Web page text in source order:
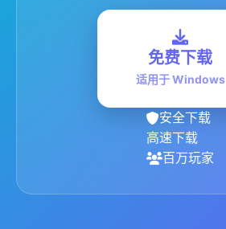
免费下载
适用于 Windows
安全下载
高速下载
百万玩家